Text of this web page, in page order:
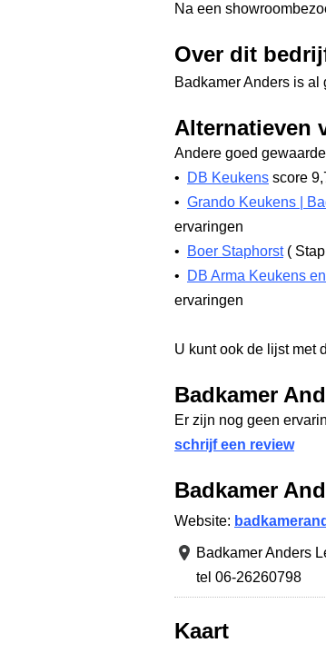
Na een
Over dit
Badkamer Anders is
Alternatieven
Andere goed
•
DB Keukens score
• Grando Keukens |
ervaringen
•
Boer Staphorst (
•
DB Arma Keukens
ervaringen
U kunt ook de lijst met
Badkamer
Er zijn nog geen
schrijf een review
Badkamer
Website:
Badkamer Anders
tel 06-26260798
Kaart